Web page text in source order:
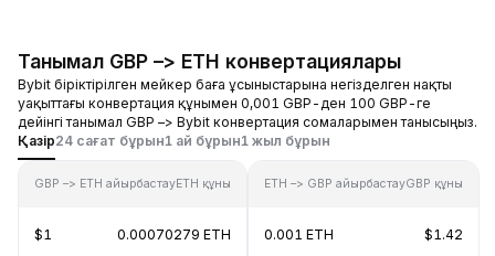
Танымал GBP –> ETH конвертациялары
Bybit біріктірілген мейкер баға ұсыныстарына негізделген нақты
уақыттағы конвертация құнымен 0,001 GBP-ден 100 GBP-ге
дейінгі танымал GBP –> Bybit конвертация сомаларымен танысыңыз.
Қазір24 сағат бұрын1 ай бұрын1 жыл бұрын
GBP –> ETH айырбастауETH құны
$1 0.00070279 ETH
ETH –> GBP айырбастауGBP құны
0.001 ETH $1.42